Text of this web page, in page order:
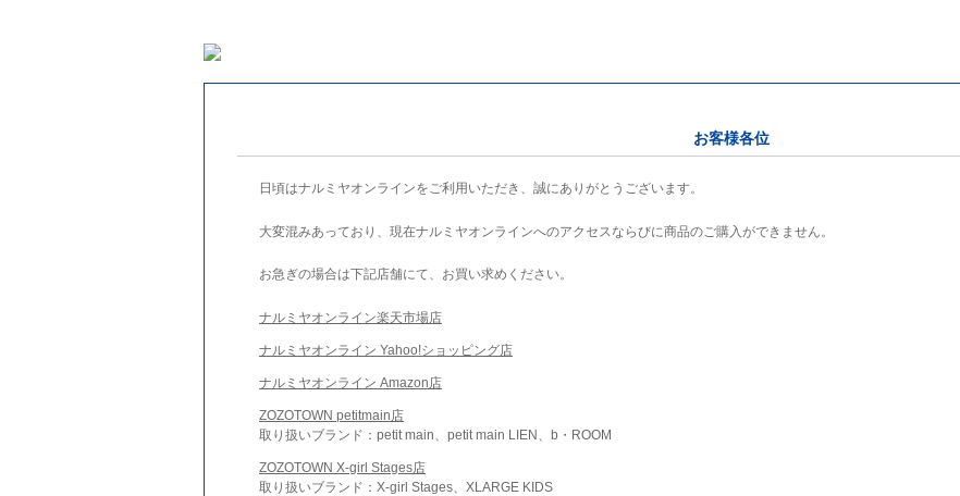
お客様各位
日頃はナルミヤオンラインをご利用いただき、誠にありがとうございます。
大変混みあっており、現在ナルミヤオンラインへのアクセスならびに商品のご購入ができません。
お急ぎの場合は下記店舗にて、お買い求めください。
ナルミヤオンライン楽天市場店
ナルミヤオンライン Yahoo!ショッピング店
ナルミヤオンライン Amazon店
ZOZOTOWN petitmain店
取り扱いブランド：petit main、petit main LIEN、b・ROOM
ZOZOTOWN X-girl Stages店
取り扱いブランド：X-girl Stages、XLARGE KIDS